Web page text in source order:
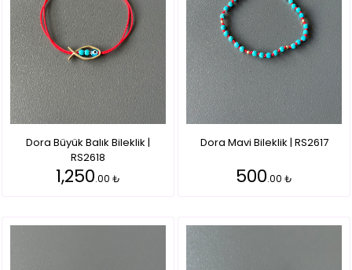
Dora Büyük Balık Bileklik |
RS2618
1,250.00 ₺
Dora Mavi Bileklik | RS2617
500.00 ₺